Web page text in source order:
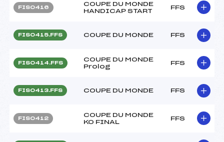
FIS0416
COUPE DU MONDE
HANDICAP START
FFS
FIS0415.FFS COUPE DU MONDE FFS
FIS0414.FFS
COUPE DU MONDE
Prolog
FFS
FIS0413.FFS COUPE DU MONDE FFS
FIS0412
COUPE DU MONDE
KO FINAL
FFS